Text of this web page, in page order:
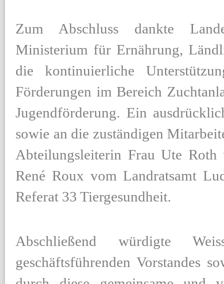
Zum Abschluss dankte
Ministerium für Ernährung,
die kontinuierliche
Förderungen im Bereich
Jugendförderung. Ein
sowie an die zuständigen
Abteilungsleiterin Frau Ute
René Roux vom Landratsamt
Referat 33 Tiergesundheit.
Abschließend würdigte
geschäftsführenden Vorstandes